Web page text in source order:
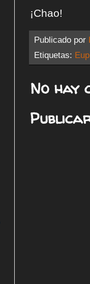
¡Chao!
Publicado por
Etiquetas:
No hay